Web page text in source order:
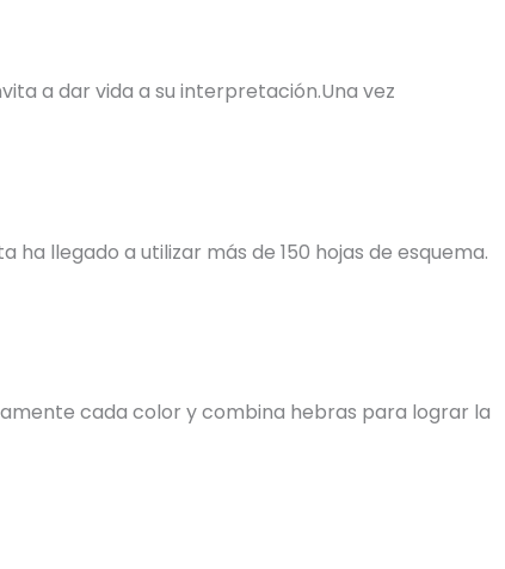
a dar vida a su interpretación.Una vez
llegado a utilizar más de 150 hojas de esquema.
cada color y combina hebras para lograr la